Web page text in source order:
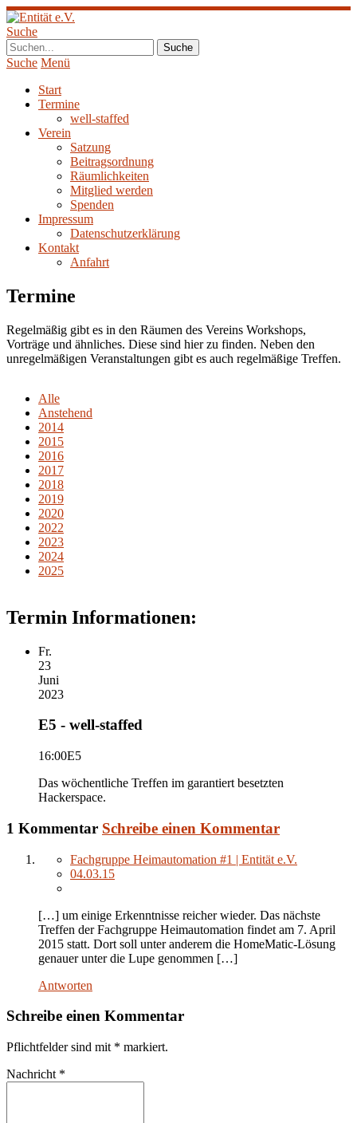
Suche
Suche Menü
Start
Termine
well-staffed
Verein
Satzung
Beitragsordnung
Räumlichkeiten
Mitglied werden
Spenden
Impressum
Datenschutzerklärung
Kontakt
Anfahrt
Termine
Regelmäßig gibt es in den Räumen des Vereins Workshops,
Vorträge und ähnliches. Diese sind hier zu finden. Neben den
unregelmäßigen Veranstaltungen gibt es auch regelmäßige Treffen.
Alle
Anstehend
2014
2015
2016
2017
2018
2019
2020
2022
2023
2024
2025
Termin Informationen:
Fr.
23
Juni
2023
E5 - well-staffed
16:00E5
Das wöchentliche Treffen im garantiert besetzten
Hackerspace.
1 Kommentar Schreibe einen Kommentar
Fachgruppe Heimautomation #1 | Entität e.V.
04.03.15
[…] um einige Erkenntnisse reicher wieder. Das nächste
Treffen der Fachgruppe Heimautomation findet am 7. April
2015 statt. Dort soll unter anderem die HomeMatic-Lösung
genauer unter die Lupe genommen […]
Antworten
Schreibe einen Kommentar
Pflichtfelder sind mit * markiert.
Nachricht *